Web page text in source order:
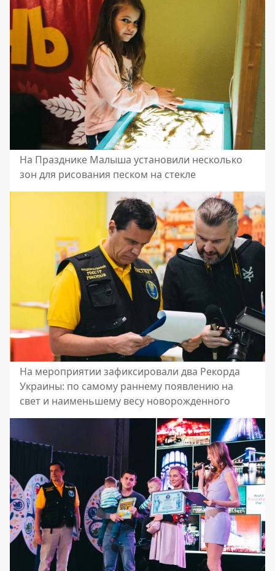
На Празднике Малыша установили несколько
зон для рисования песком на стекле
На мероприятии зафиксировали два Рекорда
Украины: по самому раннему появлению на
свет и наименьшему весу новорожденного